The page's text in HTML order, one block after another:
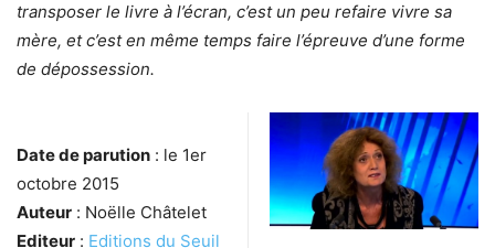
transposer le livre à l’écran, c’est un peu refaire vivre sa
mère, et c’est en même temps faire l’épreuve d’une forme
de dépossession.
Date de parution : le 1er
octobre 2015
Auteur : Noëlle Châtelet
Editeur : Editions du Seuil